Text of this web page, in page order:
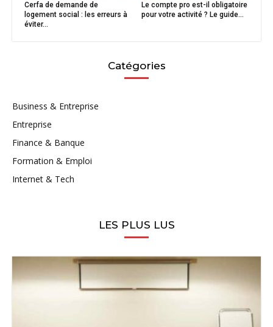
Cerfa de demande de
logement social : les erreurs à
éviter...
Le compte pro est-il obligatoire
pour votre activité ? Le guide...
Catégories
Business & Entreprise
Entreprise
Finance & Banque
Formation & Emploi
Internet & Tech
LES PLUS LUS